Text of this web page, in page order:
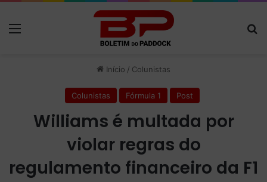
Início / Colunistas
Colunistas Fórmula 1 Post
Williams é multada por
violar regras do
regulamento financeiro da F1